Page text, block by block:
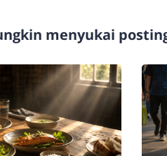
menyukai